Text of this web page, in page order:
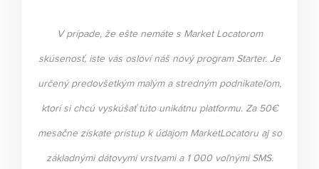
V prípade, že ešte nemáte s Market Locatorom
skúsenosť, iste vás osloví náš nový program Starter. Je
určený predovšetkým malým a stredným podnikateľom,
ktorí si chcú vyskúšať túto unikátnu platformu. Za 50€
mesačne získate prístup k údajom MarketLocatoru aj so
základnými dátovymi vrstvami a 1 000 voľnými SMS.